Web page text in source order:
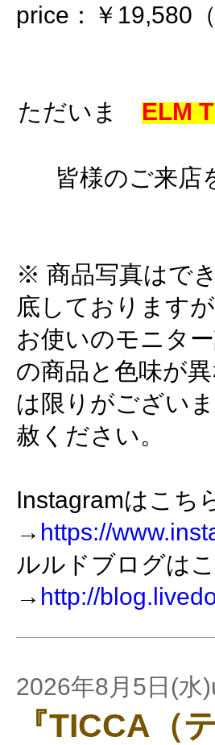
price：￥19,580（
ただいま ELM
皆様のご来店
※ 商品写真はで
底しておりますが
お使いのモニタ
の商品と色味が
は限りがござい
赦ください。
Instagramはこち
→ https://
ルルドブログは
→ http://
2026年8月5日(水
『TICCA（